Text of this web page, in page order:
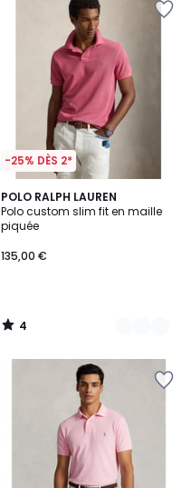
-25% DÈS 2*
POLO RALPH LAUREN
Polo custom slim fit en maille
piquée
135,00 €
4
/
5
4
Couleurs
4
/